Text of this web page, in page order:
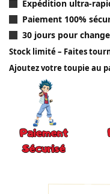
Expédition ultra-
Paiement 100%
30 jours pour
Stock limité – Faites
Ajoutez votre toupie au